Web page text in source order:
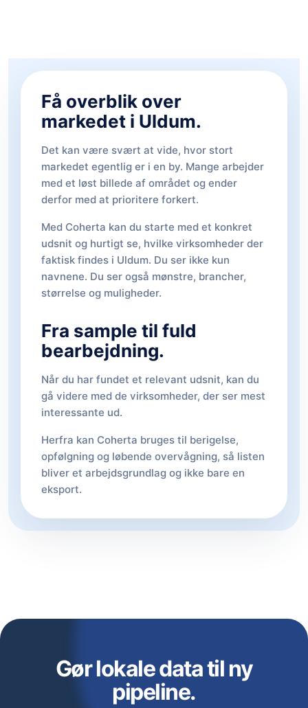
Få overblik over
markedet i Uldum.
Det kan være svært at vide, hvor stort
markedet egentlig er i en by. Mange arbejder
med et løst billede af området og ender
derfor med at prioritere forkert.
Med Coherta kan du starte med et konkret
udsnit og hurtigt se, hvilke virksomheder der
faktisk findes i Uldum. Du ser ikke kun
navnene. Du ser også mønstre, brancher,
størrelse og muligheder.
Fra sample til fuld
bearbejdning.
Når du har fundet et relevant udsnit, kan du
gå videre med de virksomheder, der ser mest
interessante ud.
Herfra kan Coherta bruges til berigelse,
opfølgning og løbende overvågning, så listen
bliver et arbejdsgrundlag og ikke bare en
eksport.
Gør lokale data til ny
pipeline.